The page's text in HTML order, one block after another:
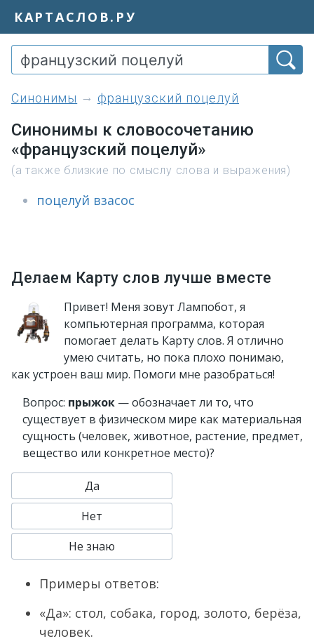
КАРТАСЛОВ.РУ
синонимы французский поцелуй
Синонимы к словосочетанию
«французский поцелуй»
(а также близкие по смыслу слова и выражения)
поцелуй взасос
Делаем Карту слов лучше вместе
Привет! Меня зовут Лампобот, я
компьютерная программа, которая
помогает делать Карту слов. Я отлично
умею считать, но пока плохо понимаю,
как устроен ваш мир. Помоги мне разобраться!
Вопрос: прыжок — обозначает ли то, что
существует в физическом мире как материальная
сущность (человек, животное, растение, предмет,
вещество или конкретное место)?
Да
Нет
Не знаю
Примеры ответов:
«Да»: стол, собака, город, золото, берёза,
человек.